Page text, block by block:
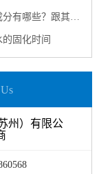
其它的胶水有何不同？
固化时间
州）有限公